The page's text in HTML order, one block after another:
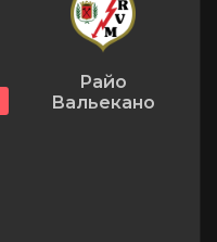
Райо
Вальекано